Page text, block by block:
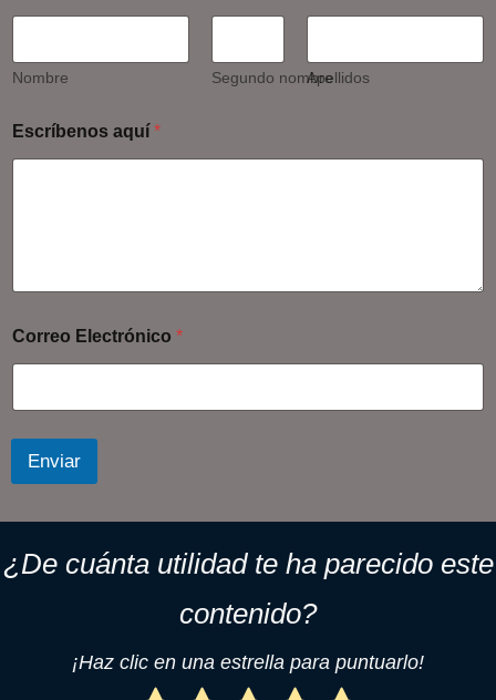
Nombre Segundo nombreApellidos
Escríbenos aquí *
Correo Electrónico *
Enviar
¿De cuánta utilidad te ha parecido este
contenido?
¡Haz clic en una estrella para puntuarlo!